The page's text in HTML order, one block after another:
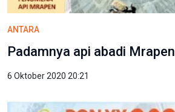
ANTARA
Padamnya api abadi Mrapen
6 Oktober 2020 20:21